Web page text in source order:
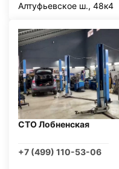
Алтуфьевское ш., 48к4
СТО Лобненская
+7 (499) 110-53-06